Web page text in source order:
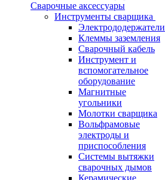
Сварочные аксессуары
Инструменты сварщика
Электрододержатели
Клеммы заземления
Сварочный кабель
Инструмент и
вспомогательное
оборудование
Магнитные
угольники
Молотки сварщика
Вольфрамовые
электроды и
приспособления
Системы вытяжки
сварочных дымов
Керамические